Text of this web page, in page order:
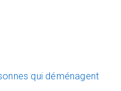
qui déménagent